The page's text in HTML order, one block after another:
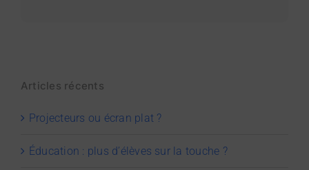
Articles récents
Projecteurs ou écran plat ?
Éducation : plus d’élèves sur la touche ?